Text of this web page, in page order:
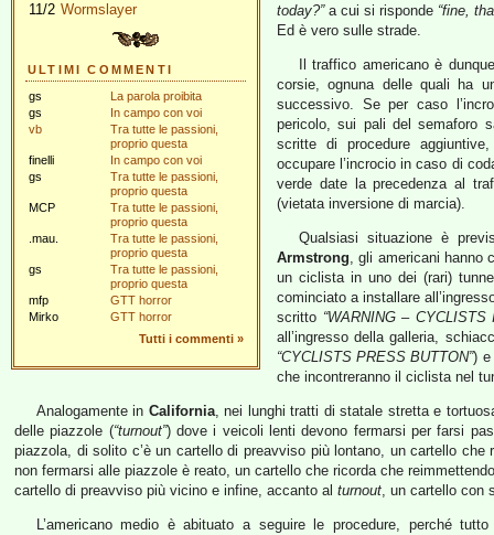
11/2 Wormslayer
ULTIMI COMMENTI
gs
La parola proibita
gs
In campo con voi
vb
Tra tutte le passioni,
proprio questa
finelli
In campo con voi
gs
Tra tutte le passioni,
proprio questa
MCP
Tra tutte le passioni,
proprio questa
.mau.
Tra tutte le passioni,
proprio questa
gs
Tra tutte le passioni,
proprio questa
mfp
GTT horror
Mirko
GTT horror
Tutti i commenti »
today?”a cui si risponde “fine,
Ed è vero sulle strade.
Il traffico americano è
corsie, ognuna delle quali ha
successivo. Se per caso
pericolo, sui pali del semaforo
scritte di procedure
occupare l’incrocio in caso di
verde date la precedenza al
(vietata inversione di marcia).
Qualsiasi situazione è
Armstrong, gli americani hanno
un ciclista in uno dei (rari)
cominciato a installare
scritto “WARNING –
all’ingresso della galleria,
“CYCLISTS PRESS BUTTON”) e
che incontreranno il ciclista nel
Analogamente in California, nei lunghi tratti di statale stretta e
delle piazzole (“turnout”) dove i veicoli lenti devono fermarsi per farsi
piazzola, di solito c’è un cartello di preavviso più lontano, un cartello
non fermarsi alle piazzole è reato, un cartello che ricorda che
cartello di preavviso più vicino e infine, accanto al turnout, un cartello con
L’americano medio è abituato a seguire le procedure, perché